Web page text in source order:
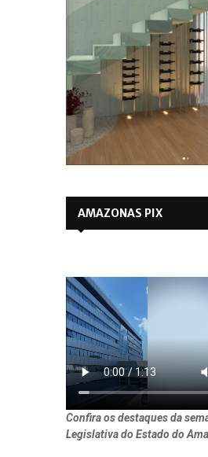
AMAZONAS PIX
Confira os destaques da
Legislativa do Estado do